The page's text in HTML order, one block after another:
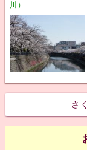
川）
さ